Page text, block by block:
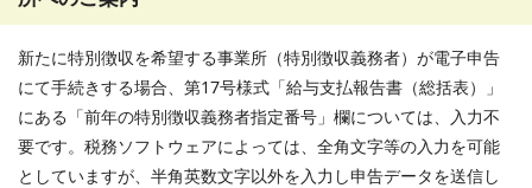
新たに特別徴収を希望する事業所（特別徴収義務者）が電子申告
にて手続きする場合、第17号様式「給与支払報告書（総括表）」
にある「前年の特別徴収義務者指定番号」欄については、入力不
要です。税務ソフトウェアによっては、全角文字等の入力を可能
としていますが、半角英数文字以外を入力し申告データを送信し